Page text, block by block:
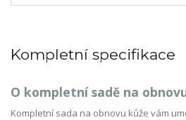
Kompletní specifikace
O kompletní sadě na
Kompletní sada na obnovu kůže vám